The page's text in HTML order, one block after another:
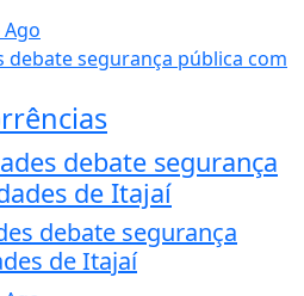
Ago
debate segurança
de Itajaí
debate segurança
de Itajaí